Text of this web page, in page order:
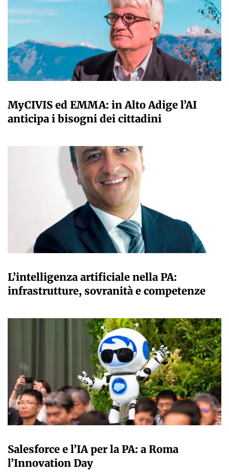
MyCIVIS ed EMMA: in Alto Adige l’AI
anticipa i bisogni dei cittadini
L’intelligenza artificiale nella PA:
infrastrutture, sovranità e competenze
Salesforce e l’IA per la PA: a Roma
l’Innovation Day